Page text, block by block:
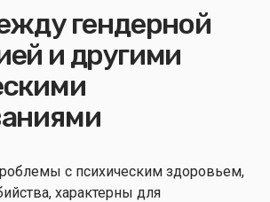
гендерной
и другими
с психическим здоровьем,
характерны для